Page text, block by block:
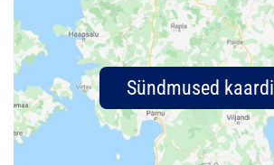
Sündmused kaardil